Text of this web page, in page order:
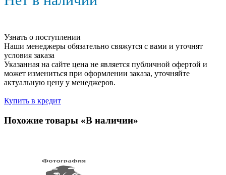
Узнать о поступлении
Наши менеджеры обязательно свяжутся с вами и уточнят
условия заказа
Указанная на сайте цена не является публичной офертой и
может измениться при оформлении заказа, уточняйте
актуальную цену у менеджеров.
Купить в кредит
Похожие товары «В наличии»